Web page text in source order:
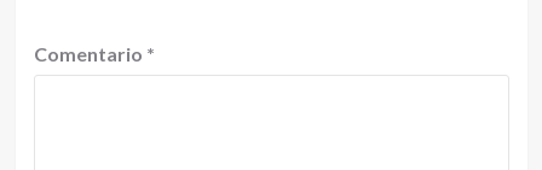
Comentario *